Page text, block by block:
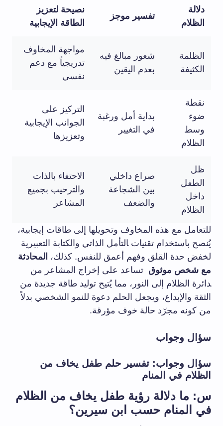
دلالة
⁣الظلام
تفسير⁣ موجز
نصيحة​ لتعزيز
الطاقة ⁣الإيجابية
الظلمة
الكثيفة
شعور مبالغ فيه
⁣بعدم اليقين
مواجهة المخاوف⁣
تدريجياً مع⁤ دعم
نفسي
نقطة
ضوء‍
وسط
الظلام
بداية أمل ورغبة
في التغيير
التركيز⁤ على
الجوانب⁢ الإيجابية
وتعزيزها
ظل
الطفل
داخل‌
الظلام
صراع داخلي‌
بين⁢ الشجاعة
والضعف
الاحتفاء بالذات
والترحيب بجميع‌
المشاعر
للتعامل مع ⁢هذه المخاوف وتحويلها إلى طاقات إيجابية،
⁣يُنصح ⁢باستخدام تقنيات ‍التأمل الذاتي والكتابة التعبيرية
لخفض حدة القلق ‌وفهم أعمق للنفس.‍ كذلك، المحادثة
مع شخص ⁤موثوق ‍ تساعد‌ على إخراج المشاعر من
‍دائرة الظلام إلى النور،‌ مما يُتيح توليد طاقة جديدة‌ من
⁢الثقة والإبداع، ‌ويجعل الحلم دعوة للنمو ​الشخصي بدلاً
من كونه مجرّد حالة خوف ⁢مؤرقة.
سؤال وجواب
سؤال وجواب: ​تفسير حلم طفل⁢ يخاف من
الظلام في المنام
س: ما دلالة رؤية طفل يخاف من الظلام ​
في المنام حسب ابن سيرين؟